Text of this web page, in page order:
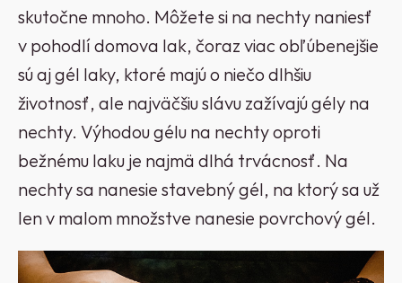
skutočne mnoho. Môžete si na nechty naniesť
v pohodlí domova lak, čoraz viac obľúbenejšie
sú aj gél laky, ktoré majú o niečo dlhšiu
životnosť, ale najväčšiu slávu zažívajú gély na
nechty. Výhodou gélu na nechty oproti
bežnému laku je najmä dlhá trvácnosť. Na
nechty sa nanesie stavebný gél, na ktorý sa už
len v malom množstve nanesie povrchový gél.